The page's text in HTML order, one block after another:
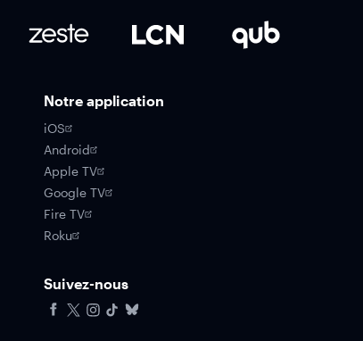
Notre application
iOS
Android
Apple TV
Google TV
Fire TV
Roku
Suivez-nous